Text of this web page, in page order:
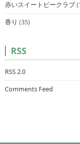
赤いスイートピークラブ
香り (35)
RSS
RSS 2.0
Comments Feed